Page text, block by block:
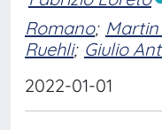
Romano;
Ruehli; Giulio
2022-01-01